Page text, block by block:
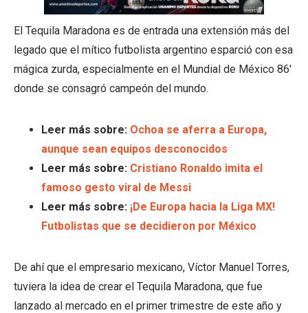
El Tequila Maradona es de entrada una extensión más del
legado que el mítico futbolista argentino esparció con esa
mágica zurda, especialmente en el Mundial de México 86′
donde se consagró campeón del mundo.
Leer más sobre: Ochoa se aferra a Europa,
aunque sean equipos desconocidos
Leer más sobre: Cristiano Ronaldo imita el
famoso gesto viral de Messi
Leer más sobre: ¡De Europa hacia la Liga MX!
Futbolistas que se decidieron por México
De ahí que el empresario mexicano, Víctor Manuel Torres,
tuviera la idea de crear el Tequila Maradona, que fue
lanzado al mercado en el primer trimestre de este año y